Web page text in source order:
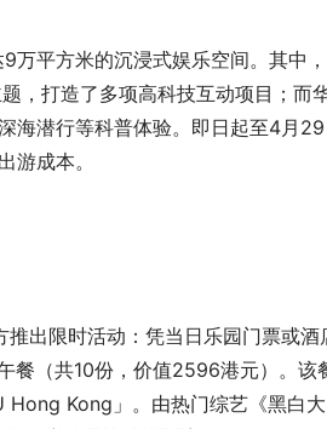
万平方米的沉浸式娱乐空间。其中
，打造了多项高科技互动项目；而
海潜行等科普体验。即日起至4月29
游成本。
出限时活动：凭当日乐园门票或酒
餐（共10份，价值2596港元）。该
Hong Kong」。由热门综艺《黑白大